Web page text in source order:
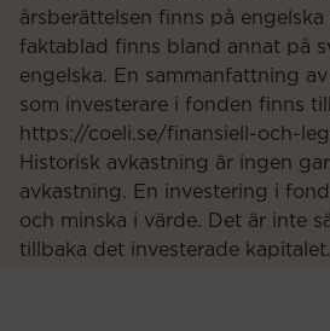
årsberättelsen finns på
faktablad finns bland annat på
engelska. En sammanfattning
som investerare i fonden finns
https://coeli.se/finansiell-och-
Historisk avkastning är ingen
avkastning. En investering i
och minska i värde. Det är inte
tillbaka det investerade kapitalet.